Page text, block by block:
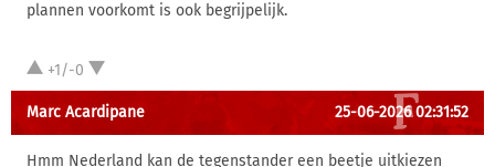
plannen voorkomt is ook begrijpelijk.
+1/-0
Marc Acardipane 25-06-2026 02:31:52
Hmm Nederland kan de tegenstander een beetje uitkiezen